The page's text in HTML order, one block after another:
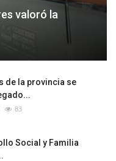
valoró la
de la provincia se
83
Social y Familia